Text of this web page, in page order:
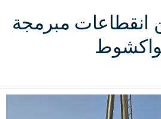
انقطاعات مبرمجة